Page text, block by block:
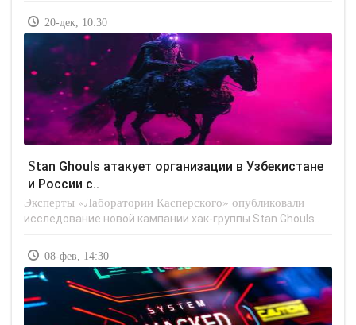
20-дек, 10:30
Stan Ghouls атакует организации в Узбекистане
и России с..
Эксперты «Лаборатории Касперского» опубликовали
исследование новой кампании хак-группы Stan Ghouls..
08-фев, 14:30